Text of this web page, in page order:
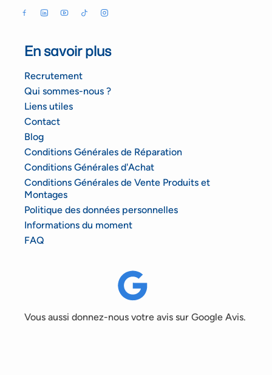
En savoir plus
Recrutement
Qui sommes-nous ?
Liens utiles
Contact
Blog
Conditions Générales de Réparation
Conditions Générales d'Achat
Conditions Générales de Vente Produits et
Montages
Politique des données personnelles
Informations du moment
FAQ
Vous aussi donnez-nous votre avis sur Google Avis.